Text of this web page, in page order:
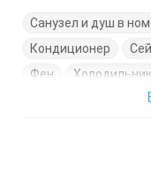
Санузел и душ в
Кондиционер
Фен
Холодильник